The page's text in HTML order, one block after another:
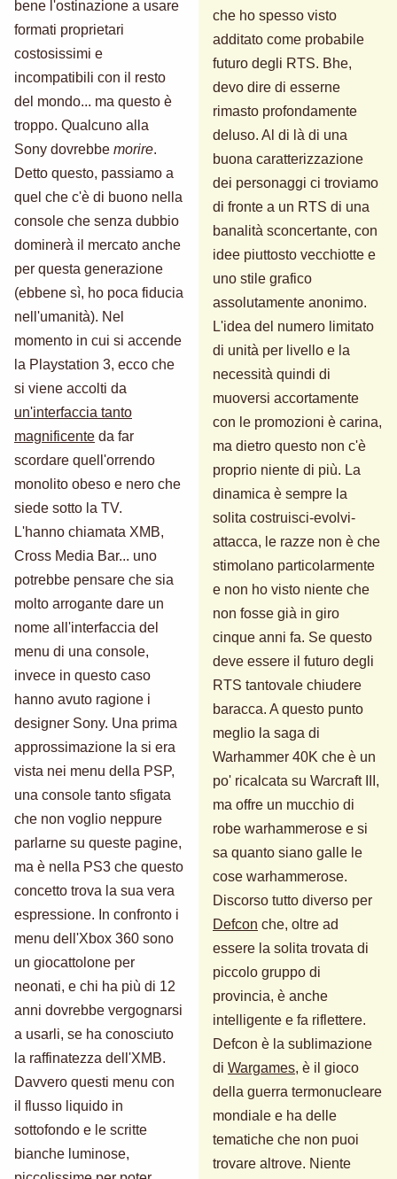
bene l'ostinazione a usare
formati proprietari
costosissimi e
incompatibili con il resto
del mondo... ma questo è
troppo. Qualcuno alla
Sony dovrebbe morire.
Detto questo, passiamo a
quel che c'è di buono nella
console che senza dubbio
dominerà il mercato anche
per questa generazione
(ebbene sì, ho poca fiducia
nell'umanità). Nel
momento in cui si accende
la Playstation 3, ecco che
si viene accolti da
un'interfaccia tanto
magnificente da far
scordare quell'orrendo
monolito obeso e nero che
siede sotto la TV.
L'hanno chiamata XMB,
Cross Media Bar... uno
potrebbe pensare che sia
molto arrogante dare un
nome all'interfaccia del
menu di una console,
invece in questo caso
hanno avuto ragione i
designer Sony. Una prima
approssimazione la si era
vista nei menu della PSP,
una console tanto sfigata
che non voglio neppure
parlarne su queste pagine,
ma è nella PS3 che questo
concetto trova la sua vera
espressione. In confronto i
menu dell'Xbox 360 sono
un giocattolone per
neonati, e chi ha più di 12
anni dovrebbe vergognarsi
a usarli, se ha conosciuto
la raffinatezza dell'XMB.
Davvero questi menu con
il flusso liquido in
sottofondo e le scritte
bianche luminose,
che ho spesso visto
additato come probabile
futuro degli RTS. Bhe,
devo dire di esserne
rimasto profondamente
deluso. Al di là di una
buona caratterizzazione
dei personaggi ci troviamo
di fronte a un RTS di una
banalità sconcertante, con
idee piuttosto vecchiotte e
uno stile grafico
assolutamente anonimo.
L'idea del numero limitato
di unità per livello e la
necessità quindi di
muoversi accortamente
con le promozioni è carina,
ma dietro questo non c'è
proprio niente di più. La
dinamica è sempre la
solita costruisci-evolvi-
attacca, le razze non è che
stimolano particolarmente
e non ho visto niente che
non fosse già in giro
cinque anni fa. Se questo
deve essere il futuro degli
RTS tantovale chiudere
baracca. A questo punto
meglio la saga di
Warhammer 40K che è un
po' ricalcata su Warcraft III,
ma offre un mucchio di
robe warhammerose e si
sa quanto siano galle le
cose warhammerose.
Discorso tutto diverso per
Defcon che, oltre ad
essere la solita trovata di
piccolo gruppo di
provincia, è anche
intelligente e fa riflettere.
Defcon è la sublimazione
di Wargames, è il gioco
della guerra termonucleare
mondiale e ha delle
tematiche che non puoi
trovare altrove. Niente